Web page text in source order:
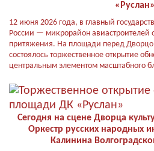
«Руслан»
12 июня 2026 года, в главный
России — микрорайон авиастроителей
притяжения. На площади перед
состоялось торжественное открытие
центральным элементом масштабного
Сегодня на сцене Дворца
Оркестр русских народных
Калинина